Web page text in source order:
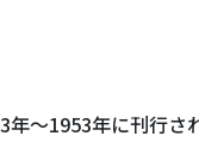
年〜1953年に刊行